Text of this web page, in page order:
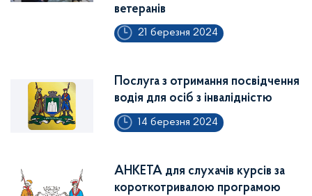
ветеранів
21 березня 2024
Послуга з отримання посвідчення
водія для осіб з інвалідністю
14 березня 2024
АНКЕТА для слухачів курсів за
короткотривалою програмою